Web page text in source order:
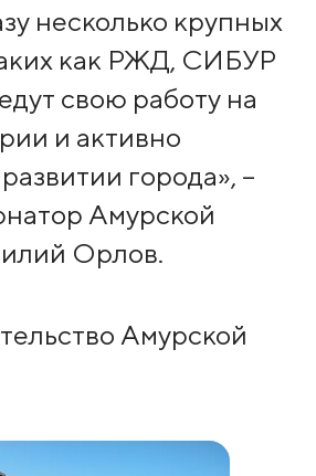
несколько крупных
как РЖД, СИБУР
свою работу на
и активно
города», –
Амурской
Орлов.
Амурской